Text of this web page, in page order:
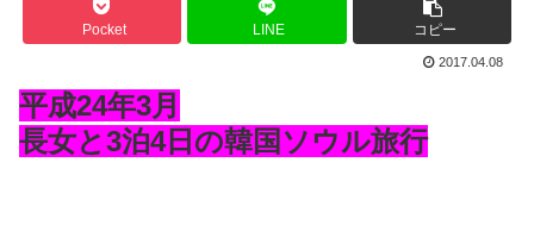
Pocket LINE コピー
2017.04.08
平成24年3月
長女と3泊4日の韓国ソウル旅行